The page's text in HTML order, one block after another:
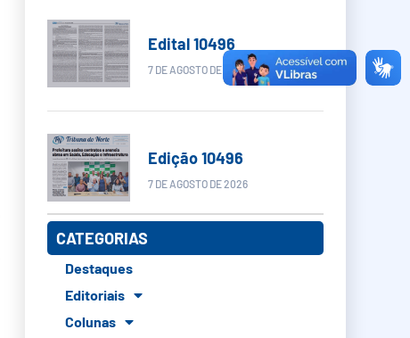
Edital 10496
7 DE AGOSTO DE 2026
Edição 10496
7 DE AGOSTO DE 2026
CATEGORIAS
Destaques
Editoriais
Colunas